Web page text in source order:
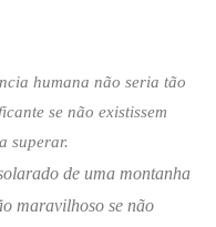
humana não seria tão
se não existissem
superar.
de uma montanha
maravilhoso se não